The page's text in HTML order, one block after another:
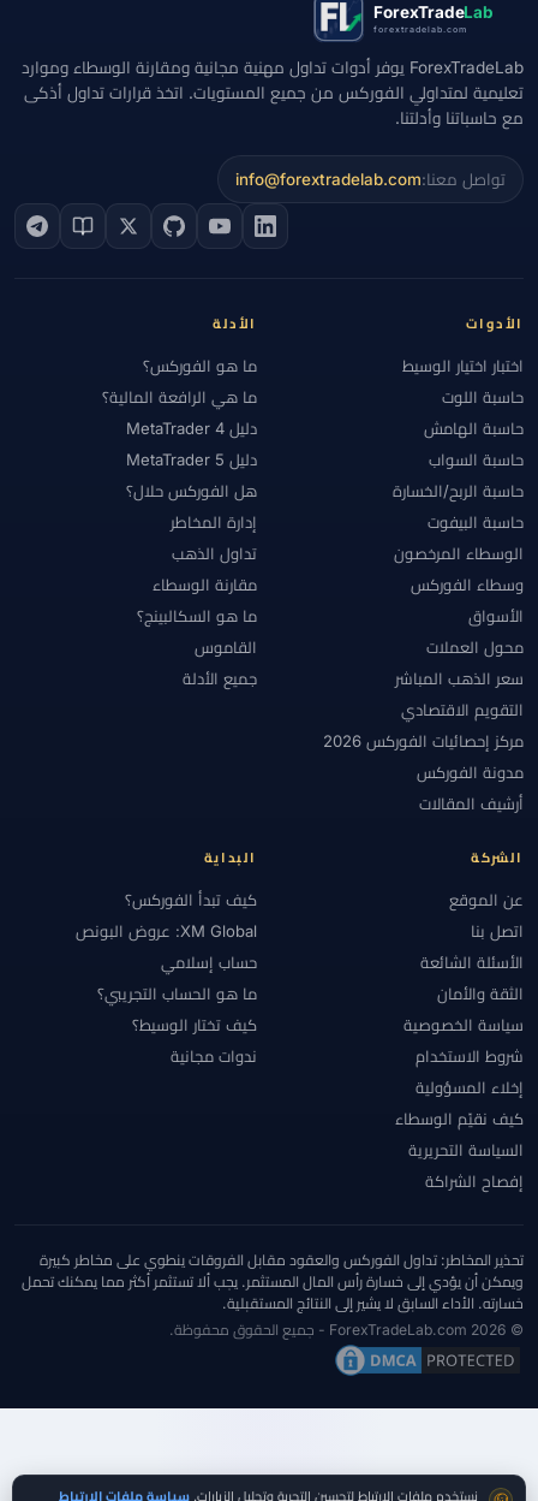
ForexTradeLab
forextradelab.com
ForexTradeLab يوفر أدوات تداول مهنية مجانية ومقارنة الوسطاء وموارد
تعليمية لمتداولي الفوركس من جميع المستويات. اتخذ قرارات تداول أذكى
مع حاسباتنا وأدلتنا.
تواصل معنا:info@forextradelab.com
الأدوات
اختبار اختيار الوسيط
حاسبة اللوت
حاسبة الهامش
حاسبة السواب
حاسبة الربح/الخسارة
حاسبة البيفوت
الوسطاء المرخصون
وسطاء الفوركس
الأسواق
محول العملات
سعر الذهب المباشر
التقويم الاقتصادي
مركز إحصائيات الفوركس 2026
مدونة الفوركس
أرشيف المقالات
الأدلة
ما هو الفوركس؟
ما هي الرافعة المالية؟
دليل MetaTrader 4
دليل MetaTrader 5
هل الفوركس حلال؟
إدارة المخاطر
تداول الذهب
مقارنة الوسطاء
ما هو السكالبينج؟
القاموس
جميع الأدلة
الشركة
عن الموقع
اتصل بنا
الأسئلة الشائعة
الثقة والأمان
سياسة الخصوصية
شروط الاستخدام
إخلاء المسؤولية
كيف نقيّم الوسطاء
السياسة التحريرية
إفصاح الشراكة
البداية
كيف تبدأ الفوركس؟
XM Global: عروض البونص
حساب إسلامي
ما هو الحساب التجريبي؟
كيف تختار الوسيط؟
ندوات مجانية
تحذير المخاطر: تداول الفوركس والعقود مقابل الفروقات ينطوي على مخاطر كبيرة
ويمكن أن يؤدي إلى خسارة رأس المال المستثمر. يجب ألا تستثمر أكثر مما يمكنك تحمل
خسارته. الأداء السابق لا يشير إلى النتائج المستقبلية.
© 2026 ForexTradeLab.com - جميع الحقوق محفوظة.
موافقة ملفات تعريف الارتباط
نستخدم ملفات الارتباط لتحسين التجربة وتحليل الزيارات. سياسة ملفات الارتباط